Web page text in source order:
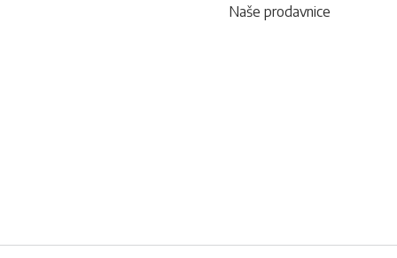
Naše prodavnice